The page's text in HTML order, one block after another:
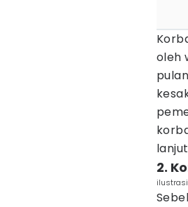
oleh
2.
ilustrasi